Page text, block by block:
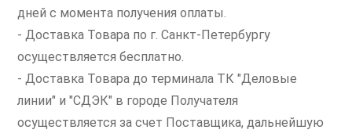
дней с момента получения оплаты.
- Доставка Товара по г. Санкт-Петербургу
осуществляется бесплатно.
- Доставка Товара до терминала ТК "Деловые
линии" и "СДЭК" в городе Получателя
осуществляется за счет Поставщика, дальнейшую